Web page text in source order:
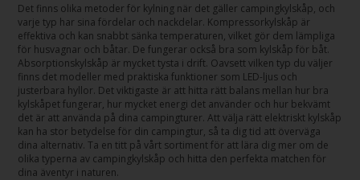
Det finns olika metoder för kylning när det gäller campingkylskåp, och
varje typ har sina fördelar och nackdelar. Kompressorkylskåp är
effektiva och kan snabbt sänka temperaturen, vilket gör dem lämpliga
för husvagnar och båtar. De fungerar också bra som kylskåp för båt.
Absorptionskylskåp är mycket tysta i drift. Oavsett vilken typ du väljer
finns det modeller med praktiska funktioner som LED-ljus och
justerbara hyllor. Det viktigaste är att hitta rätt balans mellan hur bra
kylskåpet fungerar, hur mycket energi det använder och hur bekvämt
det är att använda på dina campingturer. Att välja rätt elektriskt kylskåp
kan ha stor betydelse för din campingtur, så ta dig tid att överväga
dina alternativ. Ta en titt på vårt sortiment för att lära dig mer om de
olika typerna av campingkylskåp och hitta den perfekta matchen för
dina äventyr i naturen.